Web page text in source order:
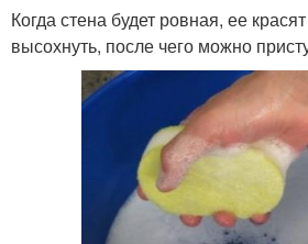
Когда стена будет ровная, ее
высохнуть, после чего можно